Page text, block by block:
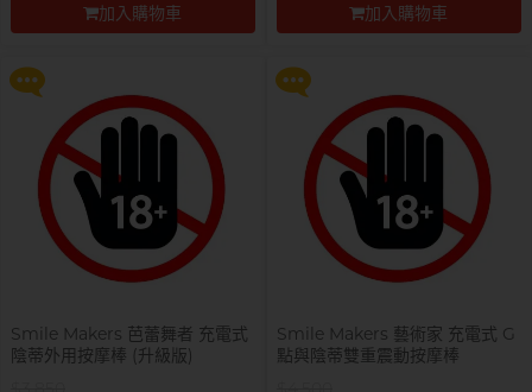
加入購物車
加入購物車
更多優惠
Smile Makers 芭蕾舞者 充電式
陰蒂外用按摩棒 (升級版)
更多優惠
Smile Makers 藝術家 充電式 G
點與陰蒂雙重震動按摩棒